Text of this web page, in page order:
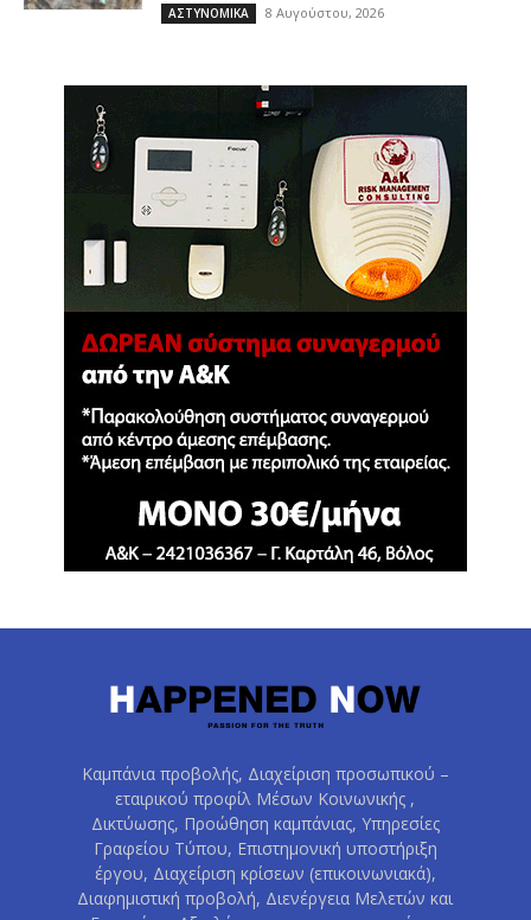
ΑΣΤΥΝΟΜΙΚΑ 8 Αυγούστου, 2026
Καμπάνια προβολής, Διαχείριση προσωπικού –
εταιρικού προφίλ Μέσων Κοινωνικής ,
Δικτύωσης, Προώθηση καμπάνιας, Υπηρεσίες
Γραφείου Τύπου, Επιστημονική υποστήριξη
έργου, Διαχείριση κρίσεων (επικοινωνιακά),
Διαφημιστική προβολή, Διενέργεια Μελετών και